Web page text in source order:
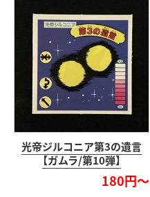
光帝ジルコニア第3の遺言
【ガムラ/第10弾】
180円～